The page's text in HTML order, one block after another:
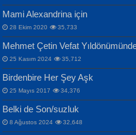
MAHMUT GÜRBÜZ
İbrahim Olmak ve
Songül Özel
Mahzen...
NAZIM HİKMET RAN
Bir Cezaevinde, Tecritteki
Mektupları...
Mami Alexandrina için
28 Ekim 2020 35,733
Mehmet Çetin Vefat
25 Kasım 2024 35,712
Birdenbire Her Şey Aşk
25 Mayıs 2017 34,376
Belki de Son/suzluk
8 Ağustos 2024 32,648